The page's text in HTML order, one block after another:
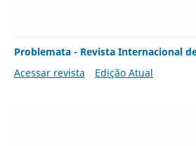
Problemata - Revista Internacional
Acessar revista
Edição Atual